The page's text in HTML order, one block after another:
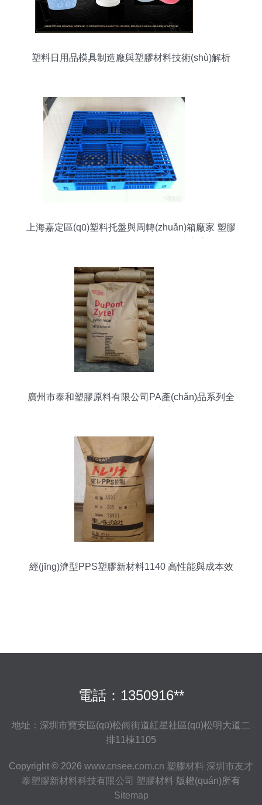
塑料日用品模具制造廠與塑膠材料技術(shù)解析
上海嘉定區(qū)塑料托盤與周轉(zhuǎn)箱廠家 塑膠
廣州市泰和塑膠原料有限公司PA產(chǎn)品系列全
經(jīng)濟型PPS塑膠新材料1140 高性能與成本效
電話：1350916**
地址：深圳市寶安區(qū)松崗街道紅星社區(qū)松明大道二
排11棟1105
Copyright © 2026 www.cnsee.com.cn 塑膠材料 深圳市友才
泰塑膠新材料科技有限公司 塑膠材料 版權(quán)所有
Sitemap